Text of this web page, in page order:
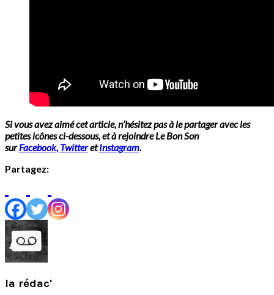
Si vous avez aimé cet article, n’hésitez pas à le partager avec les
petites icônes ci-dessous, et à rejoindre Le Bon Son
surFacebook, TwitteretInstagram.
Partagez:
la rédac'